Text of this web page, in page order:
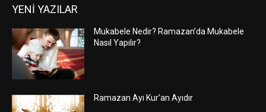
YENİ YAZILAR
Mukabele Nedir? Ramazan’da Mukabele
Nasıl Yapılır?
Ramazan Ayı Kur’an Ayıdır